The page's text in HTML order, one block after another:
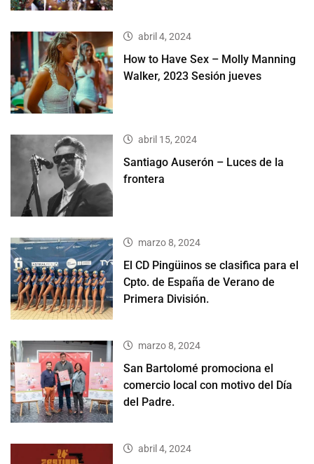
abril 4, 2024
How to Have Sex – Molly Manning
Walker, 2023 Sesión jueves
abril 15, 2024
Santiago Auserón – Luces de la
frontera
marzo 8, 2024
El CD Pingüinos se clasifica para el
Cpto. de España de Verano de
Primera División.
marzo 8, 2024
San Bartolomé promociona el
comercio local con motivo del Día
del Padre.
abril 4, 2024